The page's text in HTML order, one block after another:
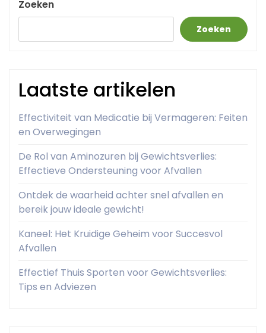
Zoeken
Zoeken
Laatste artikelen
Effectiviteit van Medicatie bij Vermageren: Feiten
en Overwegingen
De Rol van Aminozuren bij Gewichtsverlies:
Effectieve Ondersteuning voor Afvallen
Ontdek de waarheid achter snel afvallen en
bereik jouw ideale gewicht!
Kaneel: Het Kruidige Geheim voor Succesvol
Afvallen
Effectief Thuis Sporten voor Gewichtsverlies:
Tips en Adviezen